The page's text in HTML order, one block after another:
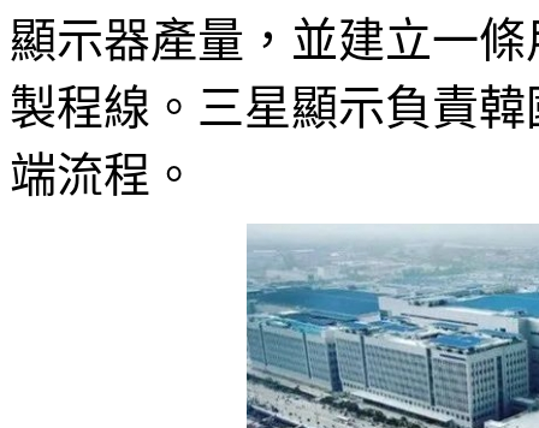
顯示器產量，並建立一
製程線。三星顯示負責
端流程。